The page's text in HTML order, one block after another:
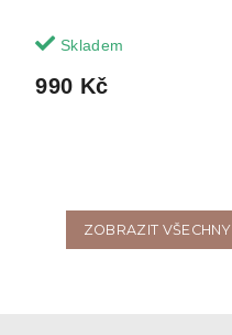
Skladem
990 Kč
ZOBRAZIT